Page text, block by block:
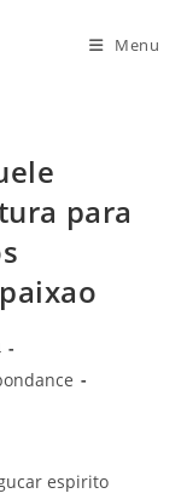
Menu
para
espirito